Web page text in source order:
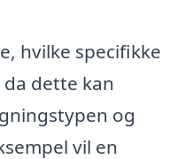
hvilke specifikke
dette kan
og
vil en